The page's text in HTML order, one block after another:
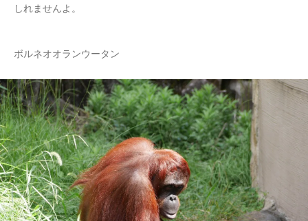
しれませんよ。
ボルネオオランウータン